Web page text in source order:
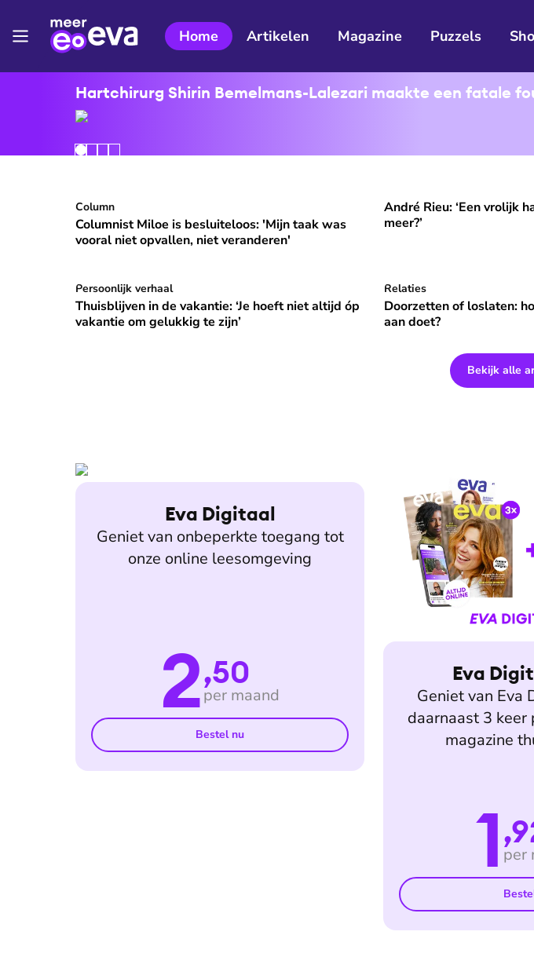
Home Artikelen Magazine Puzzels
Hartchirurg Shirin Bemelmans-Lalezari maakte een fatale
Columnist Miloe is besluiteloos: 'Mijn taak was vooral niet opvallen, niet
⭐ Premium
Column
Columnist Miloe is besluiteloos: 'Mijn taak was
vooral niet opvallen, niet veranderen'
André Rieu: ‘Een vrolijk
⭐ Premium
André Rieu: ‘Een vrolijk
meer?’
Thuisblijven in de vakantie: ‘Je hoeft niet altijd óp vakantie om gelukkig te zijn’
Persoonlijk verhaal
Thuisblijven in de vakantie: ‘Je hoeft niet altijd óp
vakantie om gelukkig te zijn’
Doorzetten of loslaten:
⭐
Relaties
Doorzetten of loslaten:
aan doet?
Bekijk alle
Eva Digitaal
Geniet van onbeperkte toegang tot
onze online leesomgeving
2,50
per maand
Bestel nu
Eva
Geniet van Eva
daarnaast 3 keer
magazine
1 per